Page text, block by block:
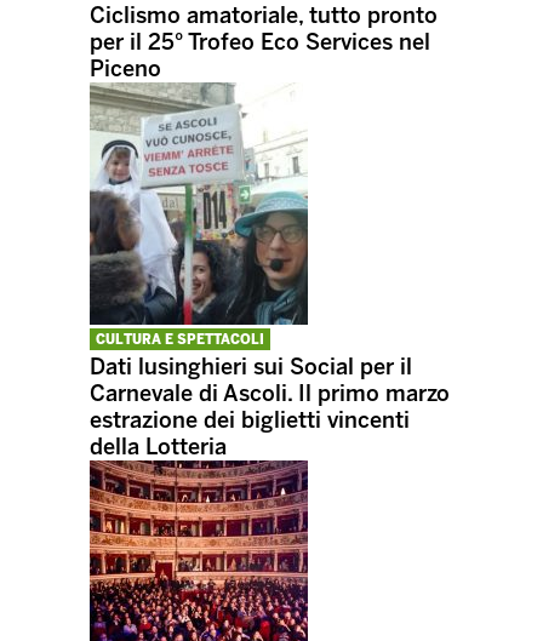
Ciclismo amatoriale, tutto pronto
per il 25° Trofeo Eco Services nel
Piceno
CULTURA E SPETTACOLI
Dati lusinghieri sui Social per il
Carnevale di Ascoli. Il primo marzo
estrazione dei biglietti vincenti
della Lotteria